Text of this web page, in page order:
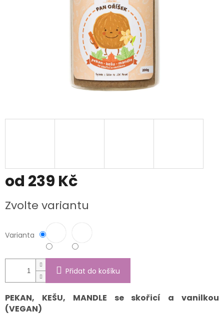
od 239 Kč
cena:
Zvolte variantu
Varianta
Přidat do košíku
PEKAN, KEŠU, MANDLE se skořicí a vanilkou
(VEGAN)